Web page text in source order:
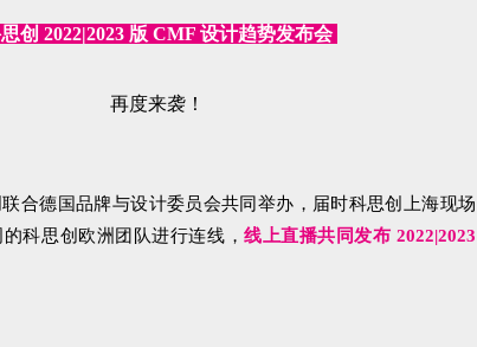
创 2022|2023 版 CMF 设计趋势发布会
再度来袭！
合德国品牌与设计委员会共同举办，届时科思创上海现场
科思创欧洲团队进行连线，线上直播共同发布 2022|2023